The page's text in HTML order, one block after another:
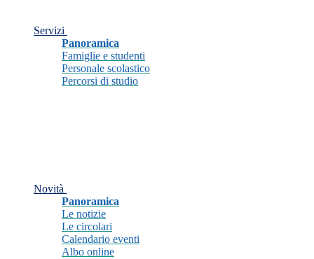
Servizi
Panoramica
Famiglie e studenti
Personale scolastico
Percorsi di studio
Novità
Panoramica
Le notizie
Le circolari
Calendario eventi
Albo online